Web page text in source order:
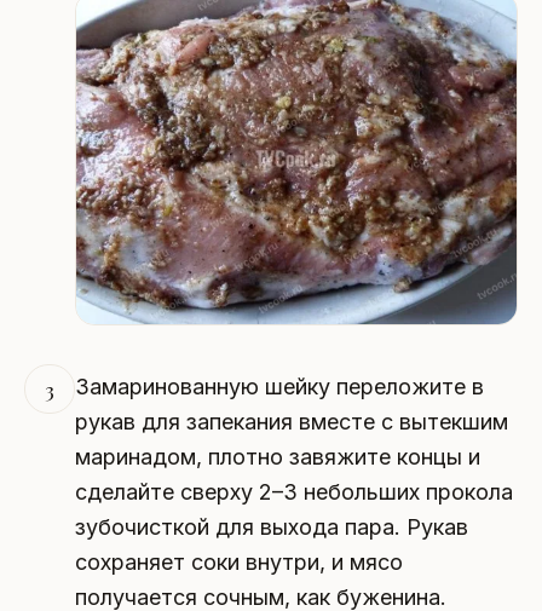
3
Замаринованную шейку переложите в
рукав для запекания вместе с вытекшим
маринадом, плотно завяжите концы и
сделайте сверху 2–3 небольших прокола
зубочисткой для выхода пара. Рукав
сохраняет соки внутри, и мясо
получается сочным, как буженина.